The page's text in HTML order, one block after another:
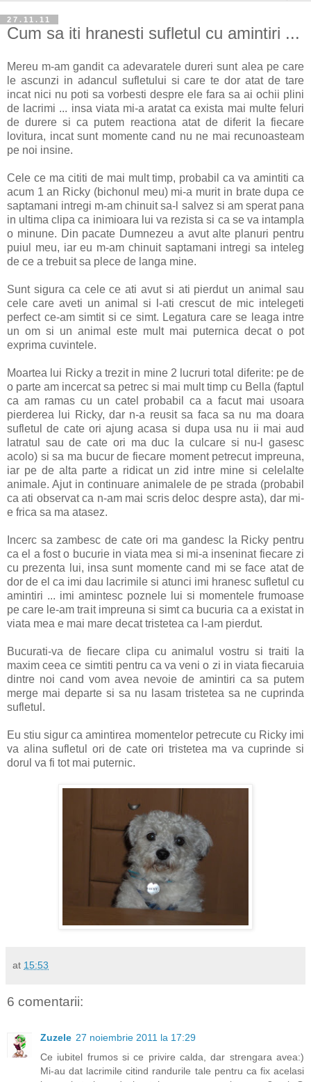
27.11.11
Cum sa iti hranesti sufletul cu amintiri ...
Mereu m-am gandit ca adevaratele dureri sunt alea pe care
le ascunzi in adancul sufletului si care te dor atat de tare
incat nici nu poti sa vorbesti despre ele fara sa ai ochii plini
de lacrimi ... insa viata mi-a aratat ca exista mai multe feluri
de durere si ca putem reactiona atat de diferit la fiecare
lovitura, incat sunt momente cand nu ne mai recunoasteam
pe noi insine.
Cele ce ma cititi de mai mult timp, probabil ca va amintiti ca
acum 1 an Ricky (bichonul meu) mi-a murit in brate dupa ce
saptamani intregi m-am chinuit sa-l salvez si am sperat pana
in ultima clipa ca inimioara lui va rezista si ca se va intampla
o minune. Din pacate Dumnezeu a avut alte planuri pentru
puiul meu, iar eu m-am chinuit saptamani intregi sa inteleg
de ce a trebuit sa plece de langa mine.
Sunt sigura ca cele ce ati avut si ati pierdut un animal sau
cele care aveti un animal si l-ati crescut de mic intelegeti
perfect ce-am simtit si ce simt. Legatura care se leaga intre
un om si un animal este mult mai puternica decat o pot
exprima cuvintele.
Moartea lui Ricky a trezit in mine 2 lucruri total diferite: pe de
o parte am incercat sa petrec si mai mult timp cu Bella (faptul
ca am ramas cu un catel probabil ca a facut mai usoara
pierderea lui Ricky, dar n-a reusit sa faca sa nu ma doara
sufletul de cate ori ajung acasa si dupa usa nu ii mai aud
latratul sau de cate ori ma duc la culcare si nu-l gasesc
acolo) si sa ma bucur de fiecare moment petrecut impreuna,
iar pe de alta parte a ridicat un zid intre mine si celelalte
animale. Ajut in continuare animalele de pe strada (probabil
ca ati observat ca n-am mai scris deloc despre asta), dar mi-
e frica sa ma atasez.
Incerc sa zambesc de cate ori ma gandesc la Ricky pentru
ca el a fost o bucurie in viata mea si mi-a inseninat fiecare zi
cu prezenta lui, insa sunt momente cand mi se face atat de
dor de el ca imi dau lacrimile si atunci imi hranesc sufletul cu
amintiri ... imi amintesc poznele lui si momentele frumoase
pe care le-am trait impreuna si simt ca bucuria ca a existat in
viata mea e mai mare decat tristetea ca l-am pierdut.
Bucurati-va de fiecare clipa cu animalul vostru si traiti la
maxim ceea ce simtiti pentru ca va veni o zi in viata fiecaruia
dintre noi cand vom avea nevoie de amintiri ca sa putem
merge mai departe si sa nu lasam tristetea sa ne cuprinda
sufletul.
Eu stiu sigur ca amintirea momentelor petrecute cu Ricky imi
va alina sufletul ori de cate ori tristetea ma va cuprinde si
dorul va fi tot mai puternic.
at 15:53
6 comentarii:
Zuzele 27 noiembrie 2011 la 17:29
Ce iubitel frumos si ce privire calda, dar strengara avea:)
Mi-au dat lacrimile citind randurile tale pentru ca fix acelasi